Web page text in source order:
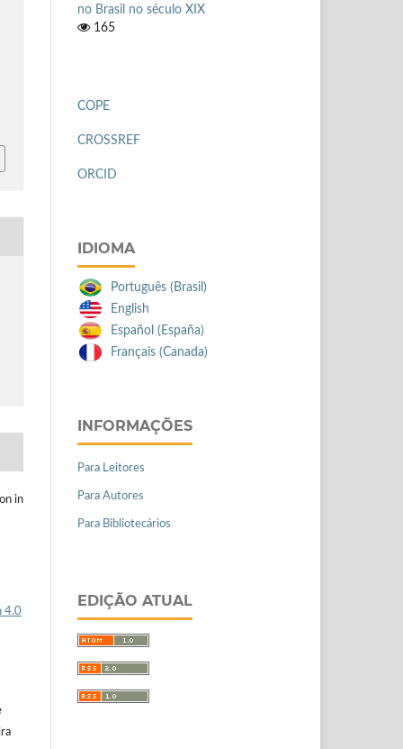
in
4.0
no Brasil no século XIX
165
COPE
CROSSREF
ORCID
IDIOMA
Português (Brasil)
English
Español (España)
Français (Canada)
INFORMAÇÕES
Para Leitores
Para Autores
Para Bibliotecários
EDIÇÃO ATUAL